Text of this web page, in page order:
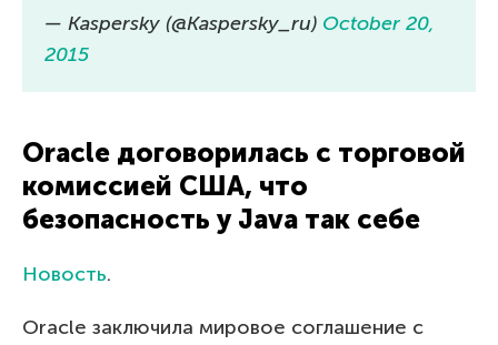
— Kaspersky (@Kaspersky_ru) October 20,
2015
Oracle договорилась с торговой
комиссией США, что
безопасность у Java так себе
Новость.
Oracle заключила мировое соглашение с